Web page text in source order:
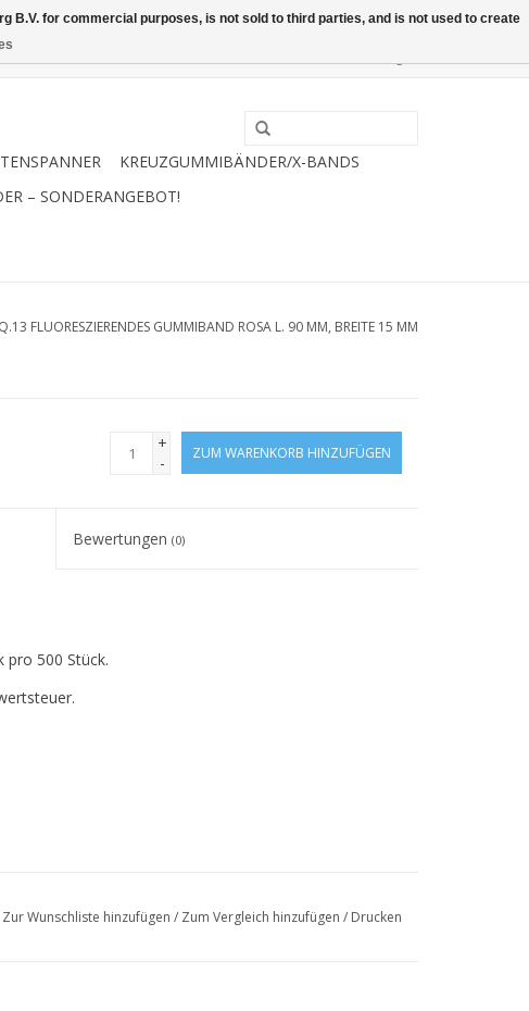
KREUZGUMMIBÄNDER/X-BANDS
– SONDERANGEBOT!
Q.13 FLUORESZIERENDES GUMMIBAND ROSA L. 90 MM, BREITE 15 MM
+
-
ZUM WARENKORB HINZUFÜGEN
Bewertungen(0)
pro 500 Stück.
Zur Wunschliste hinzufügen / Zum Vergleich hinzufügen / Drucken
B.V. for commercial purposes, is not sold to third parties, and is not used to create